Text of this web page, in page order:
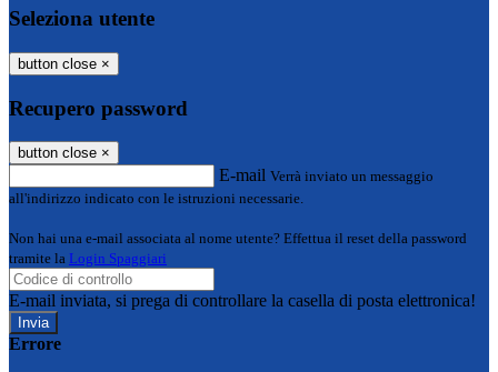
Seleziona utente
button close ×
Recupero password
button close ×
E-mail Verrà inviato un messaggio
all'indirizzo indicato con le istruzioni necessarie.
Non hai una e-mail associata al nome utente? Effettua il reset della password
tramite la Login Spaggiari
E-mail inviata, si prega di controllare la casella di posta elettronica!
Errore